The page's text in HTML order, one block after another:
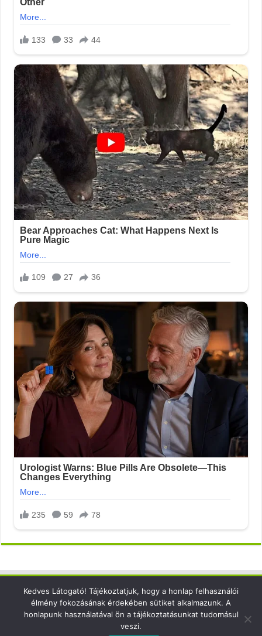
Elérhetőség
Kedves Látogató! Tájékoztatjuk, hogy a honlap felhasználói
élmény fokozásának érdekében sütiket alkalmazunk. A
honlapunk használatával ön a tájékoztatásunkat tudomásul
veszi.